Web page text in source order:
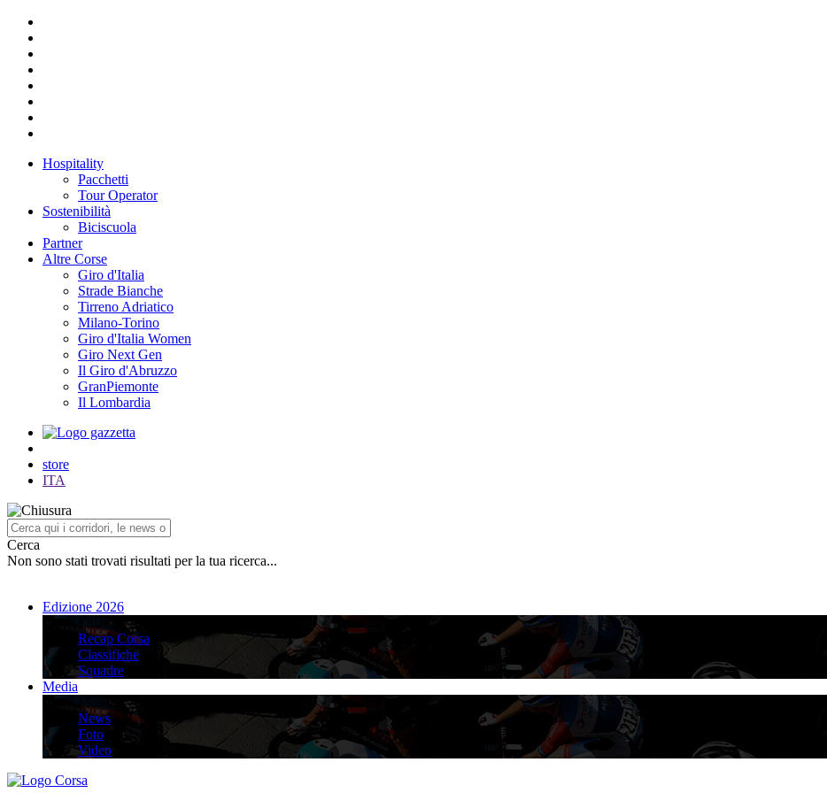
Hospitality
Pacchetti
Tour Operator
Sostenibilità
Biciscuola
Partner
Altre Corse
Giro d'Italia
Strade Bianche
Tirreno Adriatico
Milano-Torino
Giro d'Italia Women
Giro Next Gen
Il Giro d'Abruzzo
GranPiemonte
Il Lombardia
store
ITA
Cerca
Non sono stati trovati risultati per la tua ricerca...
Edizione 2026
Edizione 2026
Recap Corsa
Classifiche
Squadre
Media
Media
News
Foto
Video